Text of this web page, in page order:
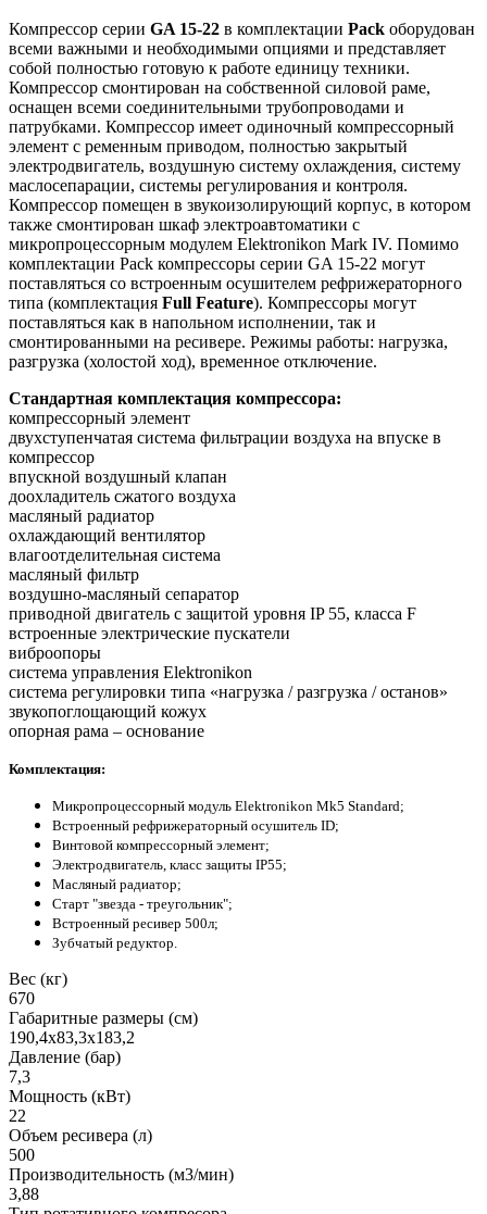
Компрессор серии GA 15-22 в комплектации Pack оборудован
всеми важными и необходимыми опциями и представляет
собой полностью готовую к работе единицу техники.
Компрессор смонтирован на собственной силовой раме,
оснащен всеми соединительными трубопроводами и
патрубками. Компрессор имеет одиночный компрессорный
элемент с ременным приводом, полностью закрытый
электродвигатель, воздушную систему охлаждения, систему
маслосепарации, системы регулирования и контроля.
Компрессор помещен в звукоизолирующий корпус, в котором
также смонтирован шкаф электроавтоматики с
микропроцессорным модулем Elektronikon Mark IV. Помимо
комплектации Pack компрессоры серии GA 15-22 могут
поставляться со встроенным осушителем рефрижераторного
типа (комплектация Full Feature). Компрессоры могут
поставляться как в напольном исполнении, так и
смонтированными на ресивере. Режимы работы: нагрузка,
разгрузка (холостой ход), временное отключение.
Стандартная комплектация компрессора:
компрессорный элемент
двухступенчатая система фильтрации воздуха на впуске в
компрессор
впускной воздушный клапан
доохладитель сжатого воздуха
масляный радиатор
охлаждающий вентилятор
влагоотделительная система
масляный фильтр
воздушно-масляный сепаратор
приводной двигатель с защитой уровня IP 55, класса F
встроенные электрические пускатели
виброопоры
система управления Elektronikon
система регулировки типа «нагрузка / разгрузка / останов»
звукопоглощающий кожух
опорная рама – основание
Комплектация:
Микропроцессорный модуль Elektronikon Mk5 Standard;
Встроенный рефрижераторный осушитель ID;
Винтовой компрессорный элемент;
Электродвигатель, класс защиты IP55;
Масляный радиатор;
Старт "звезда - треугольник";
Встроенный ресивер 500л;
Зубчатый редуктор.
Вес (кг)
670
Габаритные размеры (см)
190,4х83,3х183,2
Давление (бар)
7,3
Мощность (кВт)
22
Объем ресивера (л)
500
Производительность (м3/мин)
3,88